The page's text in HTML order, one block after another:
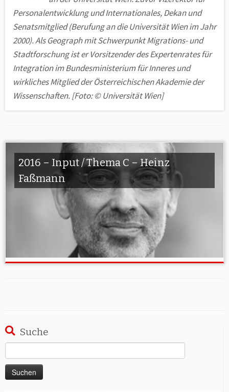
Personalentwicklung und Internationales, Dekan und
Senatsmitglied (Berufung an die Universität Wien im Jahr
2000). Als Geograph mit Schwerpunkt Migrations- und
Stadt­forschung ist er Vorsitzender des Expertenrates für
Integration im Bundes­ministerium für Inneres und
wirkliches Mitglied der Österreichischen Akademie der
Wissenschaften. [Foto: © Universität Wien]
2016 – Input / Thema C – Heinz
Faßmann
Suche
nach: